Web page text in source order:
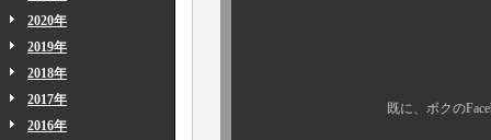
2020年
2019年
2018年
2017年
2016年
既に、ボクのFacebook ペー